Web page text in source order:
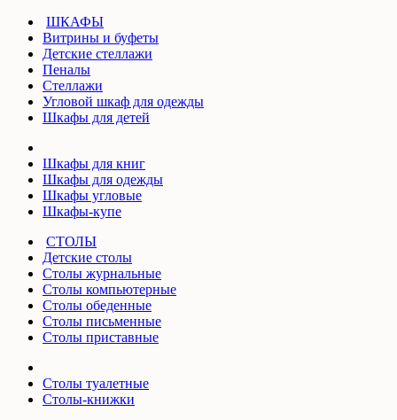
ШКАФЫ
Витрины и буфеты
Детские стеллажи
Пеналы
Стеллажи
Угловой шкаф для одежды
Шкафы для детей
Шкафы для книг
Шкафы для одежды
Шкафы угловые
Шкафы-купе
СТОЛЫ
Детские столы
Столы журнальные
Столы компьютерные
Столы обеденные
Столы письменные
Столы приставные
Столы туалетные
Столы-книжки